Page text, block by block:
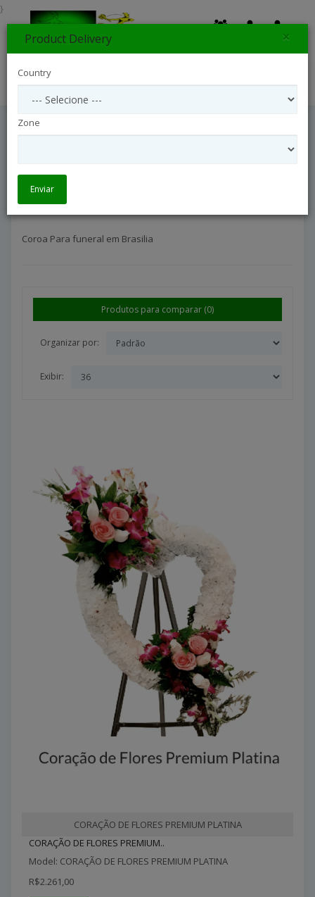
Brasilia
Coroa Para funeral em Brasilia
Produtos para comparar (0)
Organizar por:
Exibir:
CORAÇÃO DE FLORES PREMIUM PLATINA
CORAÇÃO DE FLORES PREMIUM..
Model: CORAÇÃO DE FLORES PREMIUM PLATINA
R$2.261,00
}
Product Delivery ×
Country
Zone
Enviar